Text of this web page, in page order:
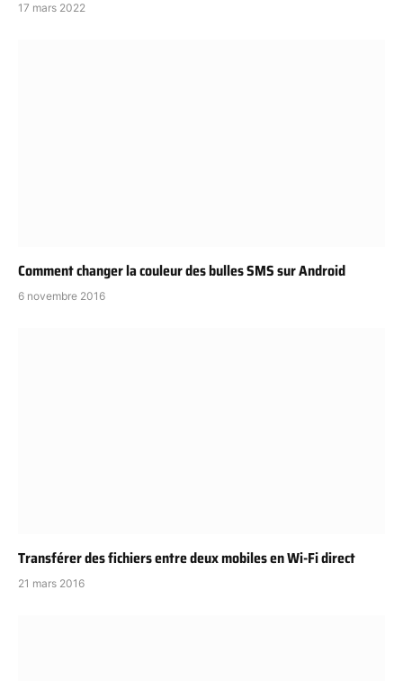
17 mars 2022
Comment changer la couleur des bulles SMS sur Android
6 novembre 2016
Transférer des fichiers entre deux mobiles en Wi-Fi direct
21 mars 2016